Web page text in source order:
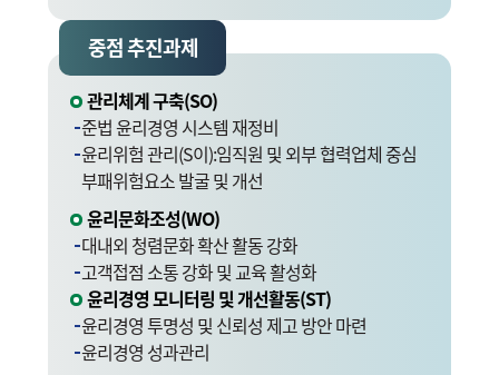
중점 추진과제
관리체계 구축(SO)
준법 윤리경영 시스템 재정비
윤리위험 관리(S이):임직원 및 외부 협력업체 중심
부패위험요소 발굴 및 개선
윤리문화조성(WO)
대내외 청렴문화 확산 활동 강화
고객접점 소통 강화 및 교육 활성화
윤리경영 모니터링 및 개선활동(ST)
윤리경영 투명성 및 신뢰성 제고 방안 마련
윤리경영 성과관리